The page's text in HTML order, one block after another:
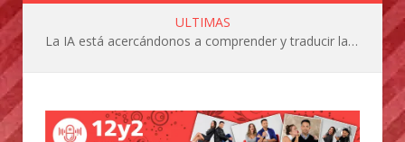
ULTIMAS
La IA está acercándonos a comprender y traducir las vocalizaciones y comportamientos de nuestras mascotas